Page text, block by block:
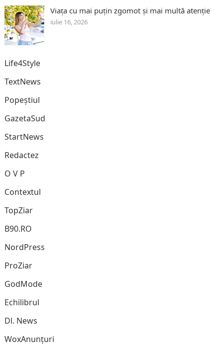
Viața cu mai puțin zgomot și mai multă atenție
iulie 16, 2026
Life4Style
TextNews
Popeștiul
GazetaSud
StartNews
Redactez
O V P
Contextul
TopZiar
B90.RO
NordPress
ProZiar
GodMode
Echilibrul
Dl. News
WoxAnunțuri